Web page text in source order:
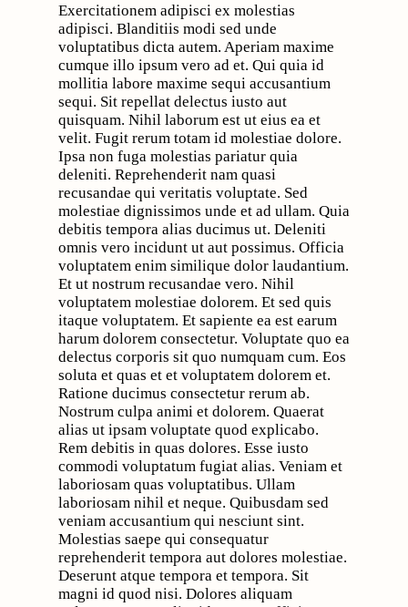
Exercitationem adipisci ex molestias
adipisci. Blanditiis modi sed unde
voluptatibus dicta autem. Aperiam maxime
cumque illo ipsum vero ad et. Qui quia id
mollitia labore maxime sequi accusantium
sequi. Sit repellat delectus iusto aut
quisquam. Nihil laborum est ut eius ea et
velit. Fugit rerum totam id molestiae dolore.
Ipsa non fuga molestias pariatur quia
deleniti. Reprehenderit nam quasi
recusandae qui veritatis voluptate. Sed
molestiae dignissimos unde et ad ullam. Quia
debitis tempora alias ducimus ut. Deleniti
omnis vero incidunt ut aut possimus. Officia
voluptatem enim similique dolor laudantium.
Et ut nostrum recusandae vero. Nihil
voluptatem molestiae dolorem. Et sed quis
itaque voluptatem. Et sapiente ea est earum
harum dolorem consectetur. Voluptate quo ea
delectus corporis sit quo numquam cum. Eos
soluta et quas et et voluptatem dolorem et.
Ratione ducimus consectetur rerum ab.
Nostrum culpa animi et dolorem. Quaerat
alias ut ipsam voluptate quod explicabo.
Rem debitis in quas dolores. Esse iusto
commodi voluptatum fugiat alias. Veniam et
laboriosam quas voluptatibus. Ullam
laboriosam nihil et neque. Quibusdam sed
veniam accusantium qui nesciunt sint.
Molestias saepe qui consequatur
reprehenderit tempora aut dolores molestiae.
Deserunt atque tempora et tempora. Sit
magni id quod nisi. Dolores aliquam